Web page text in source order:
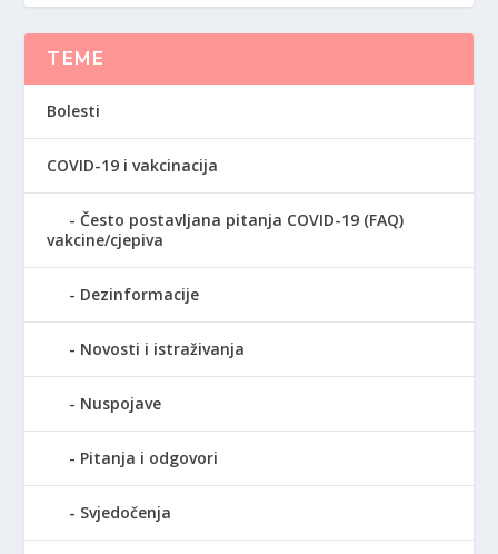
TEME
Bolesti
COVID-19 i vakcinacija
Često postavljana pitanja COVID-19 (FAQ)
vakcine/cjepiva
Dezinformacije
Novosti i istraživanja
Nuspojave
Pitanja i odgovori
Svjedočenja